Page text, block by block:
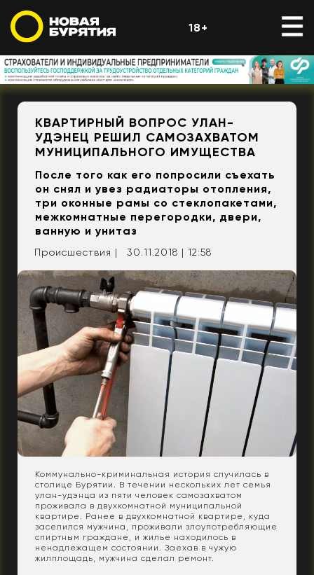
18+
КВАРТИРНЫЙ ВОПРОС УЛАН-
УДЭНЕЦ РЕШИЛ САМОЗАХВАТОМ
МУНИЦИПАЛЬНОГО ИМУЩЕСТВА
После того как его попросили съехать
он снял и увез радиаторы отопления,
три оконные рамы со стеклопакетами,
межкомнатные перегородки, двери,
ванную и унитаз
Происшествия | 30.11.2018 | 12:58
Коммунально-криминальная история случилась в
столице Бурятии. В течении нескольких лет семья
улан-удэнца из пяти человек самозахватом
проживала в двухкомнатной муниципальной
квартире. Ранее в двухкомнатной квартире, куда
заселился мужчина, проживали злоупотребляющие
спиртным граждане, и жилье находилось в
ненадлежащем состоянии. Заехав в чужую
жилплощадь, мужчина сделал ремонт.